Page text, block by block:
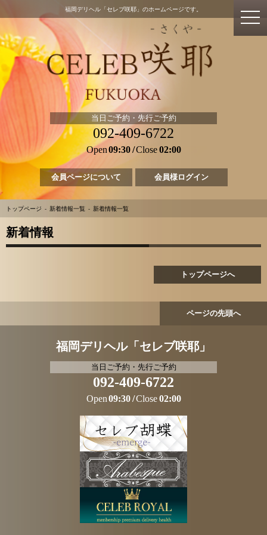
福岡デリヘル「セレブ咲耶」のホームページです。
当日ご予約・先行ご予約
092-409-6722
Open09:30 Close02:00
会員ページについて 会員様ログイン
トップページ 新着情報一覧 新着情報一覧
新着情報
トップページへ
ページの先頭へ
福岡デリヘル「セレブ咲耶」
当日ご予約・先行ご予約
092-409-6722
Open09:30 Close02:00